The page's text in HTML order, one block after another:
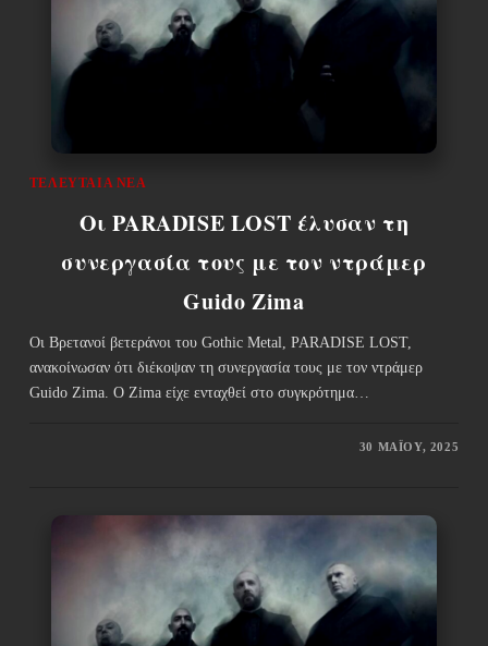
ΤΕΛΕΥΤΑΊΑ ΝΈΑ
Οι PARADISE LOST έλυσαν τη
συνεργασία τους με τον ντράμερ
Guido Zima
Οι Βρετανοί βετεράνοι του Gothic Metal, PARADISE LOST,
ανακοίνωσαν ότι διέκοψαν τη συνεργασία τους με τον ντράμερ
Guido Zima. Ο Zima είχε ενταχθεί στο συγκρότημα…
30 ΜΑΪ́ΟΥ, 2025